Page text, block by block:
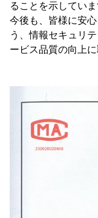
ることを示していま
今後も、皆様に安
う、情報セキュリ
ービス品質の向上